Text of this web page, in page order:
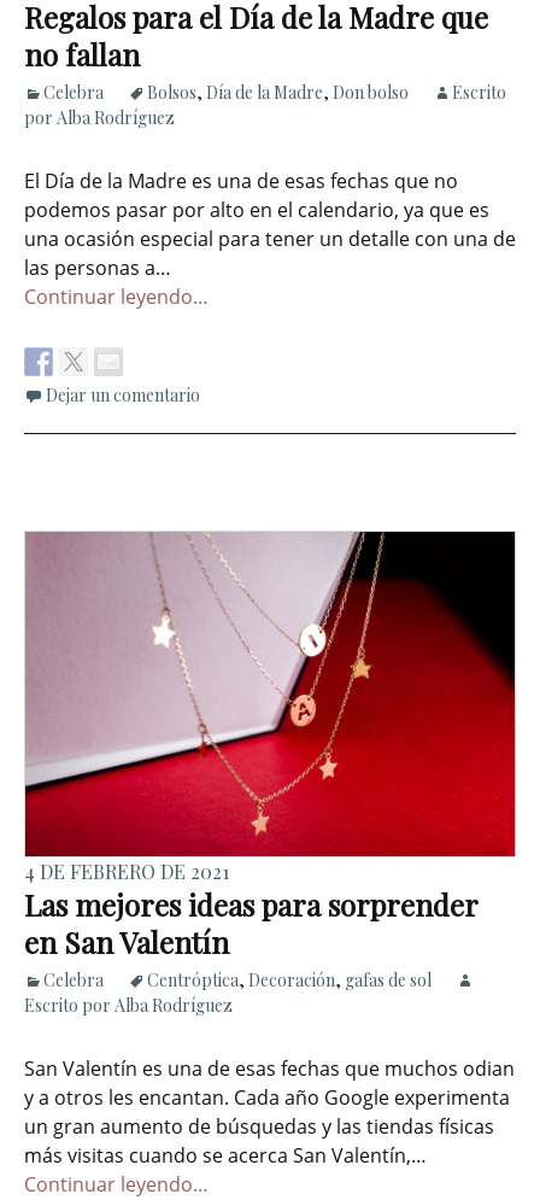
Regalos para el Día de la Madre que
no fallan
Celebra Bolsos, Día de la Madre, Don bolso
Escrito
por Alba Rodríguez
El Día de la Madre es una de esas fechas que no
podemos pasar por alto en el calendario, ya que es
una ocasión especial para tener un detalle con una de
las personas a…
Continuar leyendo…
Dejar un comentario
4 DE FEBRERO DE 2021
Las mejores ideas para sorprender
en San Valentín
Celebra Centróptica, Decoración, gafas de sol
Escrito por Alba Rodríguez
San Valentín es una de esas fechas que muchos odian
y a otros les encantan. Cada año Google experimenta
un gran aumento de búsquedas y las tiendas físicas
más visitas cuando se acerca San Valentín,…
Continuar leyendo…